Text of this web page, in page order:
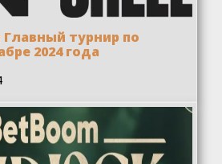
Главный турнир по
2024 года